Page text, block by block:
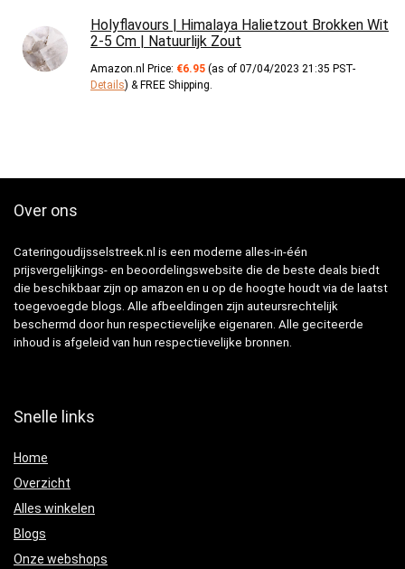
Holyflavours | Himalaya Halietzout Brokken Wit
2-5 Cm | Natuurlijk Zout
Amazon.nl Price: €6.95 (as of 07/04/2023 21:35 PST-
Details) & FREE Shipping.
Over ons
Cateringoudijsselstreek.nl is een moderne alles-in-één
prijsvergelijkings- en beoordelingswebsite die de beste deals biedt
die beschikbaar zijn op amazon en u op de hoogte houdt via de laatst
toegevoegde blogs. Alle afbeeldingen zijn auteursrechtelijk
beschermd door hun respectievelijke eigenaren. Alle geciteerde
inhoud is afgeleid van hun respectievelijke bronnen.
Snelle links
Home
Overzicht
Alles winkelen
Blogs
Onze webshops